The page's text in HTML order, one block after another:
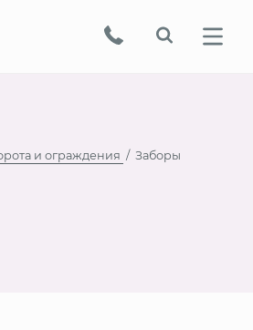
и ограждения Заборы